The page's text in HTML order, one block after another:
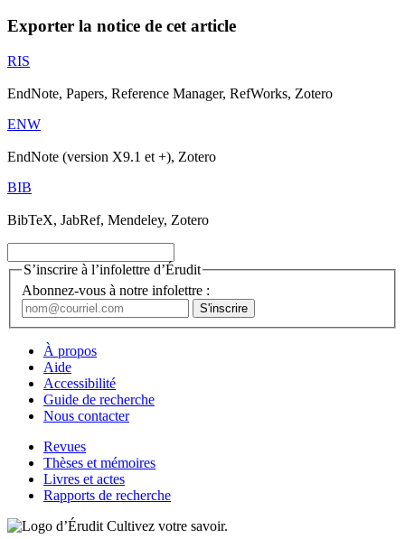
Exporter la notice de cet article
RIS
EndNote, Papers, Reference Manager, RefWorks, Zotero
ENW
EndNote (version X9.1 et +), Zotero
BIB
BibTeX, JabRef, Mendeley, Zotero
S’inscrire à l’infolettre d’Érudit
Abonnez-vous à notre infolettre :
À propos
Aide
Accessibilité
Guide de recherche
Nous contacter
Revues
Thèses et mémoires
Livres et actes
Rapports de recherche
Cultivez votre savoir.